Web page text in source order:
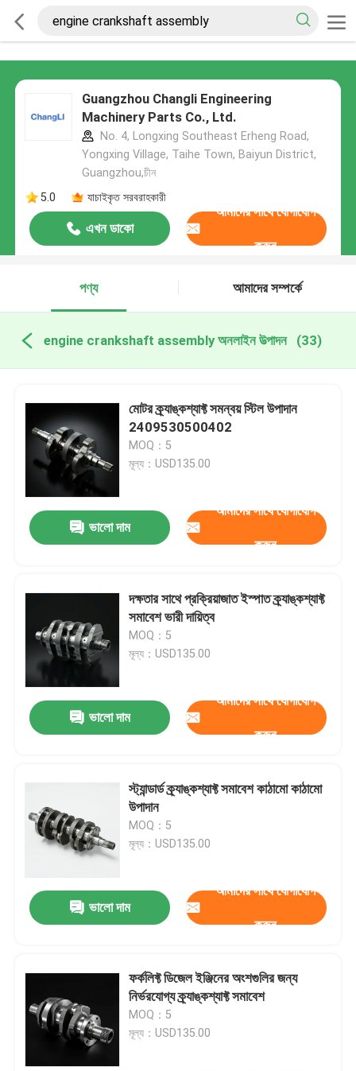
Guangzhou Changli Engineering
Machinery Parts Co., Ltd.
No. 4, Longxing Southeast Erheng Road,
Yongxing Village, Taihe Town, Baiyun District,
Guangzhou,চীন
5.0
যাচাইকৃত সরবরাহকারী
এখন ডাকো
আমাদের সাথে যোগাযোগ
করুন
পণ্য আমাদের সম্পর্কে
engine crankshaft assembly অনলাইন উত্পাদন (33)
মোটর ক্র্যাঙ্কশ্যাফ্ট সমন্বয় স্টিল উপাদান
2409530500402
MOQ：5
মূল্য：USD135.00
ভালো দাম
আমাদের সাথে যোগাযোগ
করুন
দক্ষতার সাথে প্রক্রিয়াজাত ইস্পাত ক্র্যাঙ্কশ্যাফ্ট
সমাবেশ ভারী দায়িত্ব
MOQ：5
মূল্য：USD135.00
ভালো দাম
আমাদের সাথে যোগাযোগ
করুন
স্ট্যান্ডার্ড ক্র্যাঙ্কশ্যাফ্ট সমাবেশ কাঠামো কাঠামো
উপাদান
MOQ：5
মূল্য：USD135.00
ভালো দাম
আমাদের সাথে যোগাযোগ
করুন
ফর্কলিফ্ট ডিজেল ইঞ্জিনের অংশগুলির জন্য
নির্ভরযোগ্য ক্র্যাঙ্কশ্যাফ্ট সমাবেশ
MOQ：5
মূল্য：USD135.00